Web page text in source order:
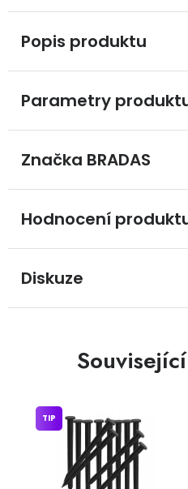
Popis produktu
Parametry
Značka BRADAS
Hodnocení
Diskuze
TIP